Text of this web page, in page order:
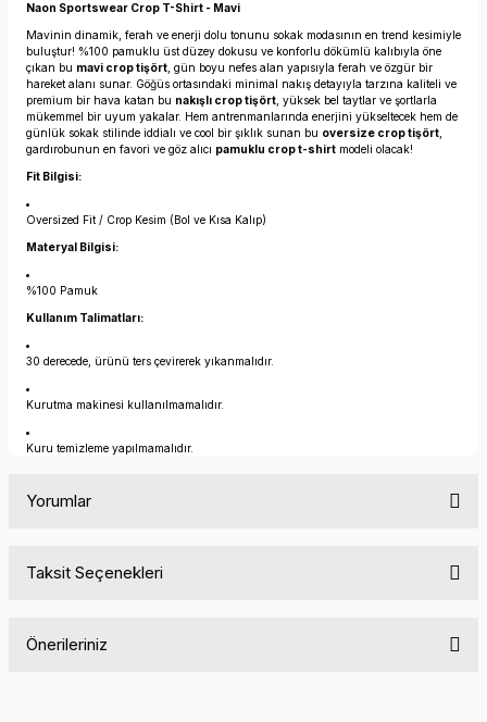
Naon Sportswear Crop T-Shirt - Mavi
Mavinin dinamik, ferah ve enerji dolu tonunu sokak modasının en trend kesimiyle
buluştur! %100 pamuklu üst düzey dokusu ve konforlu dökümlü kalıbıyla öne
çıkan bu mavi crop tişört , gün boyu nefes alan yapısıyla ferah ve özgür bir
hareket alanı sunar. Göğüs ortasındaki minimal nakış detayıyla tarzına kaliteli ve
premium bir hava katan bu nakışlı crop tişört , yüksek bel taytlar ve şortlarla
mükemmel bir uyum yakalar. Hem antrenmanlarında enerjini yükseltecek hem de
günlük sokak stilinde iddialı ve cool bir şıklık sunan bu oversize crop tişört
gardırobunun en favori ve göz alıcı pamuklu crop t-shirt modeli olacak!
Fit Bilgisi:
Oversized Fit / Crop Kesim (Bol ve Kısa Kalıp)
Materyal Bilgisi:
%100 Pamuk
Kullanım Talimatları:
30 derecede, ürünü ters çevirerek yıkanmalıdır.
Kurutma makinesi kullanılmamalıdır.
Kuru temizleme yapılmamalıdır.
Yorumlar
Taksit Seçenekleri
Önerileriniz